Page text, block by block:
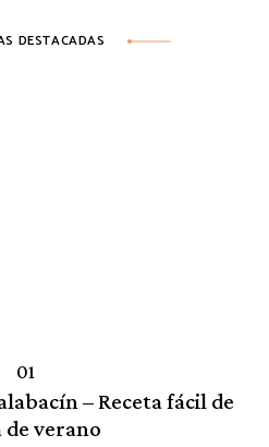
DESTACADAS
– Receta fácil de
de verano